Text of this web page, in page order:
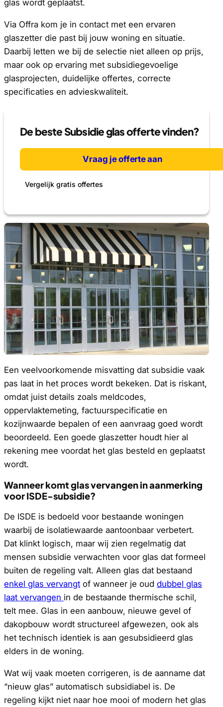
glas wordt geplaatst.
Via Offra kom je in contact met een ervaren
glaszetter die past bij jouw woning en situatie.
Daarbij letten we bij de selectie niet alleen op prijs,
maar ook op ervaring met subsidiegevoelige
glasprojecten, duidelijke offertes, correcte
specificaties en advieskwaliteit.
De beste Subsidie glas offerte vinden?
Vraag je offerte aan
Vergelijk gratis offertes
Een veelvoorkomende misvatting dat subsidie vaak
pas laat in het proces wordt bekeken. Dat is riskant,
omdat juist details zoals meldcodes,
oppervlaktemeting, factuurspecificatie en
kozijnwaarde bepalen of een aanvraag goed wordt
beoordeeld. Een goede glaszetter houdt hier al
rekening mee voordat het glas besteld en geplaatst
wordt.
Wanneer komt glas vervangen in aanmerking
voor ISDE-subsidie?
De ISDE is bedoeld voor bestaande woningen
waarbij de isolatiewaarde aantoonbaar verbetert.
Dat klinkt logisch, maar wij zien regelmatig dat
mensen subsidie verwachten voor glas dat formeel
buiten de regeling valt. Alleen glas dat bestaand
enkel glas vervangt of wanneer je oud dubbel glas
laat vervangen in de bestaande thermische schil,
telt mee. Glas in een aanbouw, nieuwe gevel of
dakopbouw wordt structureel afgewezen, ook als
het technisch identiek is aan gesubsidieerd glas
elders in de woning.
Wat wij vaak moeten corrigeren, is de aanname dat
“nieuw glas” automatisch subsidiabel is. De
regeling kijkt niet naar hoe mooi of modern het glas